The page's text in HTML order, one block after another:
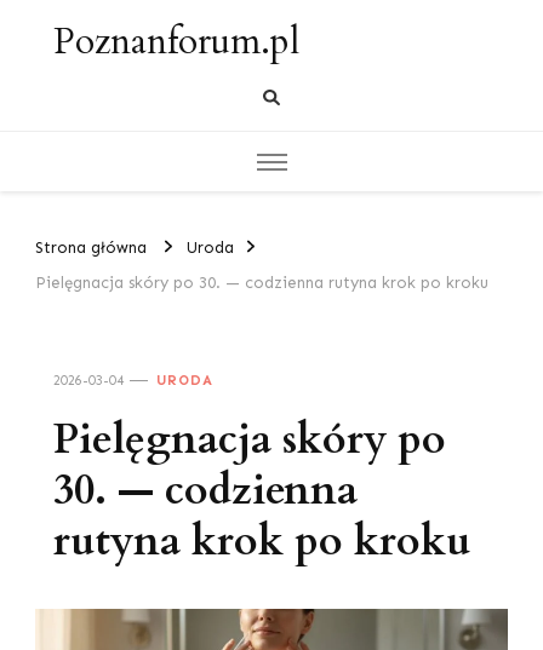
Poznanforum.pl
Strona główna
Uroda
Pielęgnacja skóry po 30. — codzienna rutyna krok po kroku
2026-03-04 URODA
Pielęgnacja skóry po
30. — codzienna
rutyna krok po kroku